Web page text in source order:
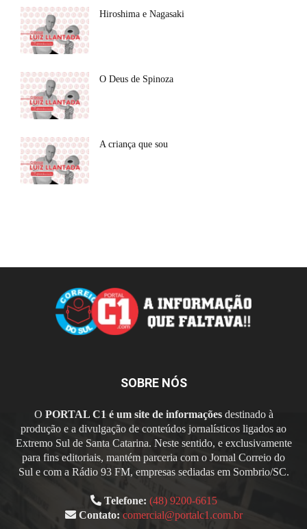
Hiroshima e Nagasaki
O Deus de Spinoza
A criança que sou
SOBRE NÓS
O PORTAL C1 é um site de informaçõesdestinado à
produção e a divulgação de conteúdos jornalísticos ligados ao
Extremo Sul de Santa Catarina. Neste sentido, e exclusivamente
para fins editoriais, mantém parceria com o Jornal Correio do
Sul e com a Rádio 93 FM, empresas sediadas em Sombrio/SC.
Telefone: (48) 9200-6615
Contato: comercial@portalc1.com.br